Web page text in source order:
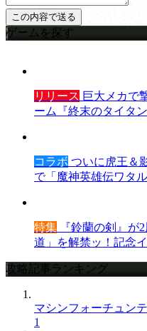
ゲームを探す
リリース 巨大メカで
ーム『終末のタイタ
コラボ ついに虎王＆
で「魔神英雄伝ワタ
特集 『鈴蘭の剣』が
道」を解禁ッ！記念
攻略記事ランキング
マシンフォーチュン
1